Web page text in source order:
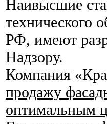
Наивысшие
технического
РФ, имеют
Надзору.
Компания
продажу
оптимальным